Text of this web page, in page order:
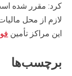
کرد: مقرر شده
لازم از محل
این مراکز تأمین
برچسب‌ها